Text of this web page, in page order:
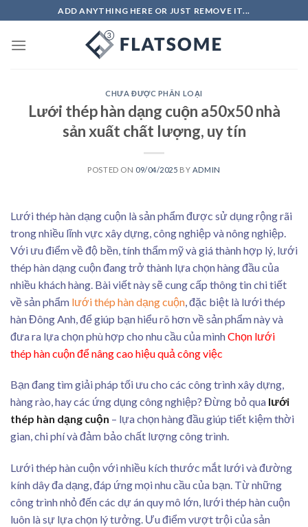
to
content
ADD ANYTHING HERE OR JUST REMOVE IT...
CHƯA ĐƯỢC PHÂN LOẠI
Lưới thép hàn dạng cuộn a50x50 nhà
sản xuất chất lượng, uy tín
POSTED ON 09/04/2025 BY ADMIN
Lưới thép hàn dạng cuộn là sản phẩm được sử dụng rộng rãi
trong nhiều lĩnh vực xây dựng, công nghiệp và nông nghiệp.
Với ưu điểm về độ bền, tính thẩm mỹ và giá thành hợp lý, lưới
thép hàn dạng cuộn đang trở thành lựa chọn hàng đầu của
nhiều khách hàng. Bài viết này sẽ cung cấp thông tin chi tiết
về sản phẩm lưới thép hàn dạng cuộn , đặc biệt là lưới thép
hàn Đông Anh, để giúp bạn hiểu rõ hơn về sản phẩm này và
đưa ra lựa chọn phù hợp cho nhu cầu của mìnhChọn lưới
thép hàn cuộn để nâng cao hiệu quả công việc
Bạn đang tìm giải pháp tối ưu cho các công trình xây dựng,
hàng rào, hay các ứng dụng công nghiệp? Đừng bỏ qua lưới
thép hàn dạng cuộn – lựa chọn hàng đầu giúp tiết kiệm thời
gian, chi phí và đảm bảo chất lượng công trình.
Lưới thép hàn cuộn với nhiều kích thước mắt lưới và đường
kính dây đa dạng, đáp ứng mọi nhu cầu của bạn. Từ những
công trình nhỏ đến các dự án quy mô lớn, lưới thép hàn cuộn
luôn là sự lựa chọn lý tưởng. Ưu điểm vượt trội của sản